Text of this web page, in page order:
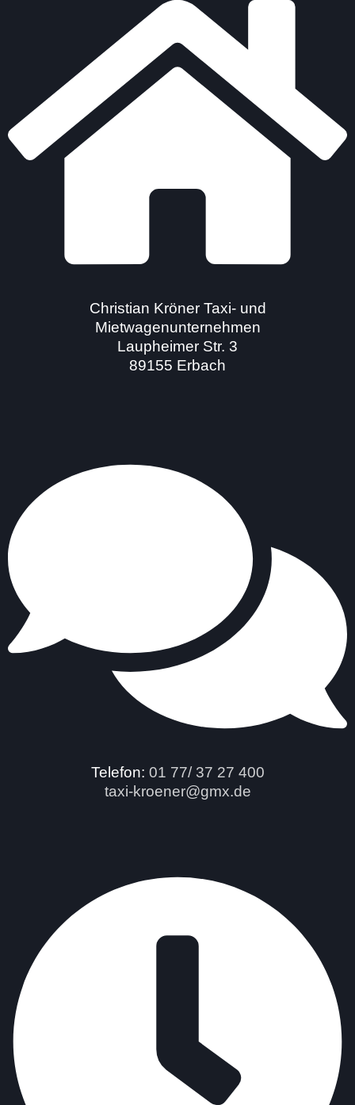
Christian Kröner Taxi- und
Mietwagenunternehmen
Laupheimer Str. 3
89155 Erbach
Telefon: 01 77/ 37 27 400
taxi-kroener@gmx.de